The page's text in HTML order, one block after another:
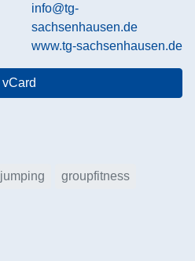
info@tg-
sachsenhausen.de
www.tg-sachsenhausen.de
vCard
jumping groupfitness